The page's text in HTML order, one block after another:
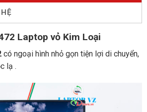
Laptop vỏ Kim Loại
có ngoại hình nhỏ gọn tiện lợi di chuyển,
lạ .